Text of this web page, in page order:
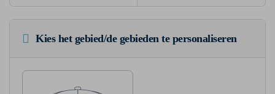
Kies het gebied/de gebieden te personaliseren